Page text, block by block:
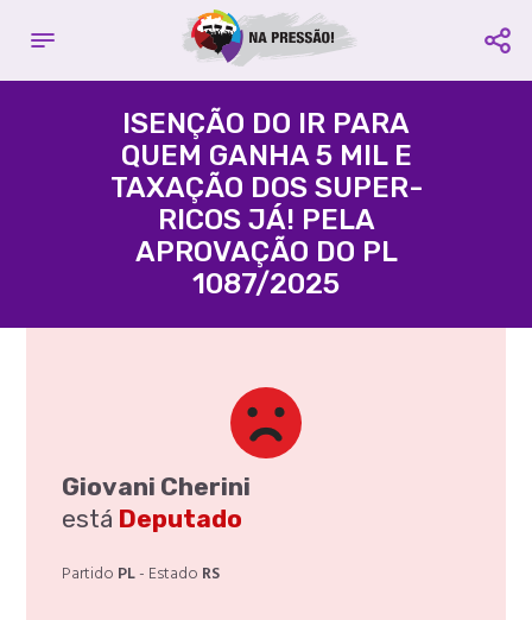
Compartilhe:
Complete seu cadastro
campanhas
Nome é Obrigatório
Email é Obrigatório
CADASTRAR
Contribuir com o projeto:
Única dos Trabalhadores
60.563.731/0001-77
ISENÇÃO DO IR PARA
QUEM GANHA 5 MIL E
TAXAÇÃO DOS SUPER-
RICOS JÁ! PELA
APROVAÇÃO DO PL
1087/2025
Giovani Cherini
está Deputado
Partido PL- Estado RS
Acácio Favacho
PartidoPROS - EstadoAP